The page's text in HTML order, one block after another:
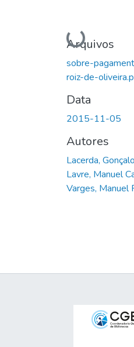
Carregando...
Arquivos
sobre-
roiz-de-
Data
2015-11-05
Autores
Lacerda,
Lavre, Manuel
Varges, Manuel